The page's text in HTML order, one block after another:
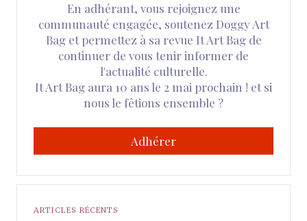
En adhérant, vous rejoignez une
communauté engagée, soutenez Doggy Art
Bag et permettez à sa revue It Art Bag de
continuer de vous tenir informer de
l'actualité culturelle.
It Art Bag aura 10 ans le 2 mai prochain ! et si
nous le fêtions ensemble ?
Adhérer
ARTICLES RÉCENTS